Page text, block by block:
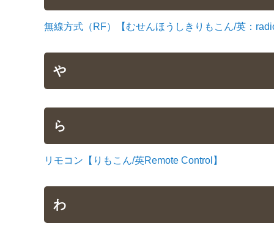
無線方式（RF）【むせんほうしきりもこん/英：
や
ら
リモコン【りもこん/英Remote Control】
わ